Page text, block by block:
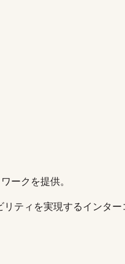
ークを提供。
ティを実現するインタ